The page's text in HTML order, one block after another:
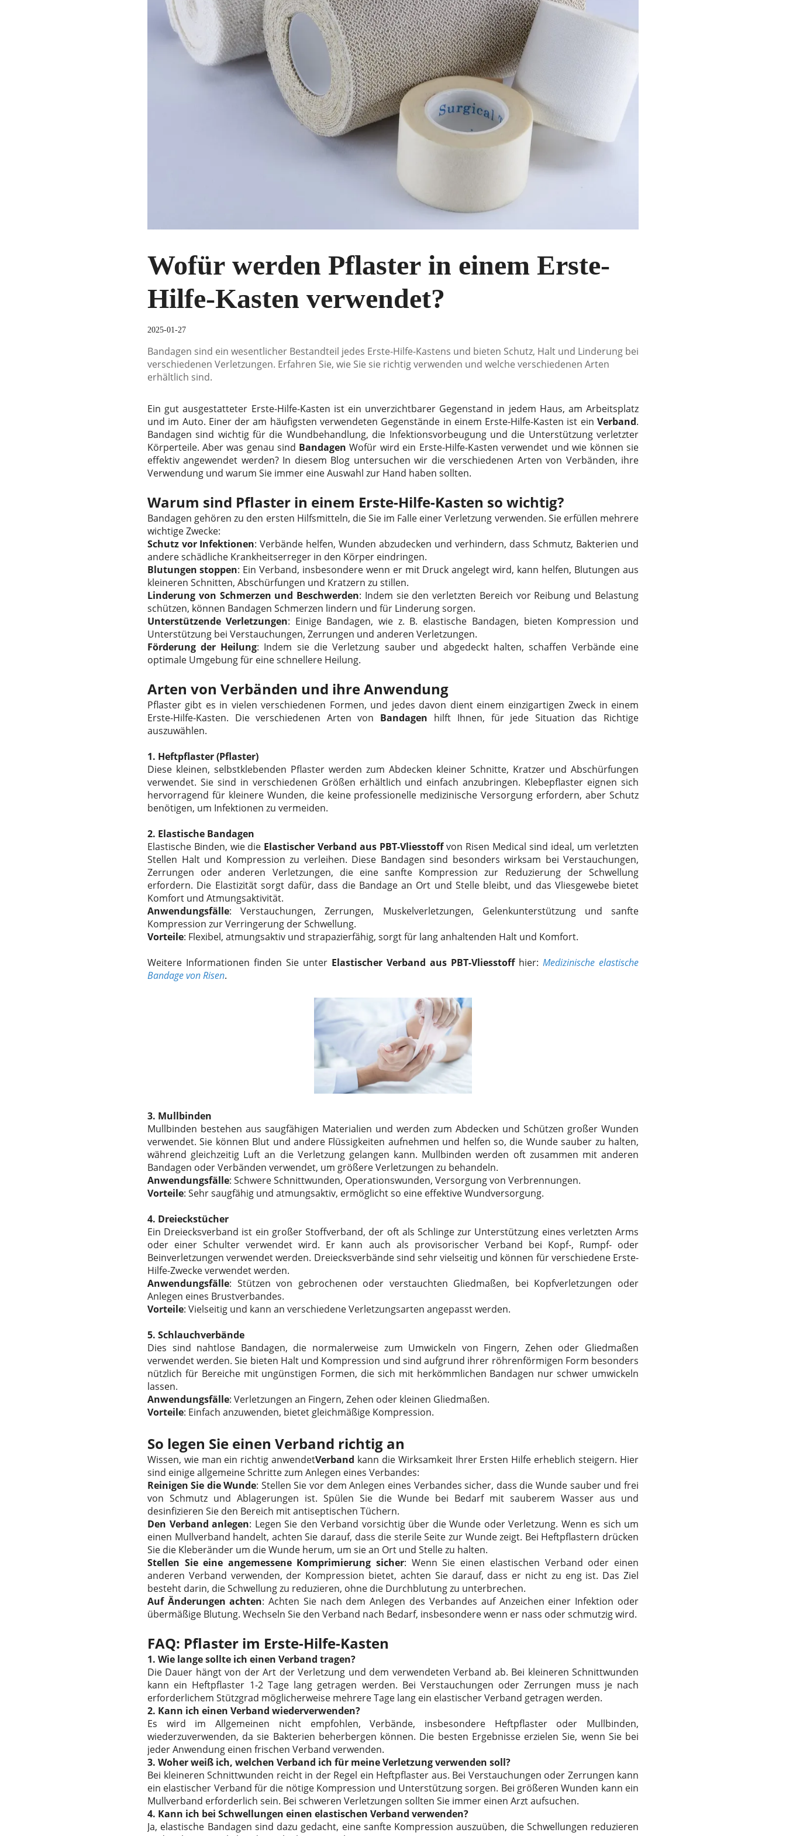
Wofür werden Pflaster in einem Erste-
Hilfe-Kasten verwendet?
2025-01-27
Bandagen sind ein wesentlicher Bestandteil jedes Erste-Hilfe-Kastens und bieten Schutz, Halt und Linderung bei
verschiedenen Verletzungen. Erfahren Sie, wie Sie sie richtig verwenden und welche verschiedenen Arten
erhältlich sind.
Ein gut ausgestatteter Erste-Hilfe-Kasten ist ein unverzichtbarer Gegenstand in jedem Haus, am Arbeitsplatz
und im Auto. Einer der am häufigsten verwendeten Gegenstände in einem Erste-Hilfe-Kasten ist ein Verband.
Bandagen sind wichtig für die Wundbehandlung, die Infektionsvorbeugung und die Unterstützung verletzter
Körperteile. Aber was genau sind Bandagen Wofür wird ein Erste-Hilfe-Kasten verwendet und wie können sie
effektiv angewendet werden? In diesem Blog untersuchen wir die verschiedenen Arten von Verbänden, ihre
Verwendung und warum Sie immer eine Auswahl zur Hand haben sollten.
Warum sind Pflaster in einem Erste-Hilfe-Kasten so wichtig?
Bandagen gehören zu den ersten Hilfsmitteln, die Sie im Falle einer Verletzung verwenden. Sie erfüllen mehrere
wichtige Zwecke:
Schutz vor Infektionen: Verbände helfen, Wunden abzudecken und verhindern, dass Schmutz, Bakterien und
andere schädliche Krankheitserreger in den Körper eindringen.
Blutungen stoppen: Ein Verband, insbesondere wenn er mit Druck angelegt wird, kann helfen, Blutungen aus
kleineren Schnitten, Abschürfungen und Kratzern zu stillen.
Linderung von Schmerzen und Beschwerden: Indem sie den verletzten Bereich vor Reibung und Belastung
schützen, können Bandagen Schmerzen lindern und für Linderung sorgen.
Unterstützende Verletzungen: Einige Bandagen, wie z. B. elastische Bandagen, bieten Kompression und
Unterstützung bei Verstauchungen, Zerrungen und anderen Verletzungen.
Förderung der Heilung: Indem sie die Verletzung sauber und abgedeckt halten, schaffen Verbände eine
optimale Umgebung für eine schnellere Heilung.
Arten von Verbänden und ihre Anwendung
Pflaster gibt es in vielen verschiedenen Formen, und jedes davon dient einem einzigartigen Zweck in einem
Erste-Hilfe-Kasten. Die verschiedenen Arten von Bandagen hilft Ihnen, für jede Situation das Richtige
auszuwählen.
1. Heftpflaster (Pflaster)
Diese kleinen, selbstklebenden Pflaster werden zum Abdecken kleiner Schnitte, Kratzer und Abschürfungen
verwendet. Sie sind in verschiedenen Größen erhältlich und einfach anzubringen. Klebepflaster eignen sich
hervorragend für kleinere Wunden, die keine professionelle medizinische Versorgung erfordern, aber Schutz
benötigen, um Infektionen zu vermeiden.
2. Elastische Bandagen
Elastische Binden, wie die Elastischer Verband aus PBT-Vliesstoffvon Risen Medical sind ideal, um verletzten
Stellen Halt und Kompression zu verleihen. Diese Bandagen sind besonders wirksam bei Verstauchungen,
Zerrungen oder anderen Verletzungen, die eine sanfte Kompression zur Reduzierung der Schwellung
erfordern. Die Elastizität sorgt dafür, dass die Bandage an Ort und Stelle bleibt, und das Vliesgewebe bietet
Komfort und Atmungsaktivität.
Anwendungsfälle: Verstauchungen, Zerrungen, Muskelverletzungen, Gelenkunterstützung und sanfte
Kompression zur Verringerung der Schwellung.
Vorteile: Flexibel, atmungsaktiv und strapazierfähig, sorgt für lang anhaltenden Halt und Komfort.
Weitere Informationen finden Sie unter Elastischer Verband aus PBT-Vliesstoffhier: Medizinische elastische
Bandage von Risen.
3. Mullbinden
Mullbinden bestehen aus saugfähigen Materialien und werden zum Abdecken und Schützen großer Wunden
verwendet. Sie können Blut und andere Flüssigkeiten aufnehmen und helfen so, die Wunde sauber zu halten,
während gleichzeitig Luft an die Verletzung gelangen kann. Mullbinden werden oft zusammen mit anderen
Bandagen oder Verbänden verwendet, um größere Verletzungen zu behandeln.
Anwendungsfälle: Schwere Schnittwunden, Operationswunden, Versorgung von Verbrennungen.
Vorteile: Sehr saugfähig und atmungsaktiv, ermöglicht so eine effektive Wundversorgung.
4. Dreieckstücher
Ein Dreiecksverband ist ein großer Stoffverband, der oft als Schlinge zur Unterstützung eines verletzten Arms
oder einer Schulter verwendet wird. Er kann auch als provisorischer Verband bei Kopf-, Rumpf- oder
Beinverletzungen verwendet werden. Dreiecksverbände sind sehr vielseitig und können für verschiedene Erste-
Hilfe-Zwecke verwendet werden.
Anwendungsfälle: Stützen von gebrochenen oder verstauchten Gliedmaßen, bei Kopfverletzungen oder
Anlegen eines Brustverbandes.
Vorteile: Vielseitig und kann an verschiedene Verletzungsarten angepasst werden.
5. Schlauchverbände
Dies sind nahtlose Bandagen, die normalerweise zum Umwickeln von Fingern, Zehen oder Gliedmaßen
verwendet werden. Sie bieten Halt und Kompression und sind aufgrund ihrer röhrenförmigen Form besonders
nützlich für Bereiche mit ungünstigen Formen, die sich mit herkömmlichen Bandagen nur schwer umwickeln
lassen.
Anwendungsfälle: Verletzungen an Fingern, Zehen oder kleinen Gliedmaßen.
Vorteile: Einfach anzuwenden, bietet gleichmäßige Kompression.
So legen Sie einen Verband richtig an
Wissen, wie man ein richtig anwendetVerband kann die Wirksamkeit Ihrer Ersten Hilfe erheblich steigern. Hier
sind einige allgemeine Schritte zum Anlegen eines Verbandes:
Reinigen Sie die Wunde: Stellen Sie vor dem Anlegen eines Verbandes sicher, dass die Wunde sauber und frei
von Schmutz und Ablagerungen ist. Spülen Sie die Wunde bei Bedarf mit sauberem Wasser aus und
desinfizieren Sie den Bereich mit antiseptischen Tüchern.
Den Verband anlegen: Legen Sie den Verband vorsichtig über die Wunde oder Verletzung. Wenn es sich um
einen Mullverband handelt, achten Sie darauf, dass die sterile Seite zur Wunde zeigt. Bei Heftpflastern drücken
Sie die Kleberänder um die Wunde herum, um sie an Ort und Stelle zu halten.
Stellen Sie eine angemessene Komprimierung sicher: Wenn Sie einen elastischen Verband oder einen
anderen Verband verwenden, der Kompression bietet, achten Sie darauf, dass er nicht zu eng ist. Das Ziel
besteht darin, die Schwellung zu reduzieren, ohne die Durchblutung zu unterbrechen.
Auf Änderungen achten: Achten Sie nach dem Anlegen des Verbandes auf Anzeichen einer Infektion oder
übermäßige Blutung. Wechseln Sie den Verband nach Bedarf, insbesondere wenn er nass oder schmutzig wird.
FAQ: Pflaster im Erste-Hilfe-Kasten
1. Wie lange sollte ich einen Verband tragen?
Die Dauer hängt von der Art der Verletzung und dem verwendeten Verband ab. Bei kleineren Schnittwunden
kann ein Heftpflaster 1-2 Tage lang getragen werden. Bei Verstauchungen oder Zerrungen muss je nach
erforderlichem Stützgrad möglicherweise mehrere Tage lang ein elastischer Verband getragen werden.
2. Kann ich einen Verband wiederverwenden?
Es wird im Allgemeinen nicht empfohlen, Verbände, insbesondere Heftpflaster oder Mullbinden,
wiederzuverwenden, da sie Bakterien beherbergen können. Die besten Ergebnisse erzielen Sie, wenn Sie bei
jeder Anwendung einen frischen Verband verwenden.
3. Woher weiß ich, welchen Verband ich für meine Verletzung verwenden soll?
Bei kleineren Schnittwunden reicht in der Regel ein Heftpflaster aus. Bei Verstauchungen oder Zerrungen kann
ein elastischer Verband für die nötige Kompression und Unterstützung sorgen. Bei größeren Wunden kann ein
Mullverband erforderlich sein. Bei schweren Verletzungen sollten Sie immer einen Arzt aufsuchen.
4. Kann ich bei Schwellungen einen elastischen Verband verwenden?
Ja, elastische Bandagen sind dazu gedacht, eine sanfte Kompression auszuüben, die Schwellungen reduzieren